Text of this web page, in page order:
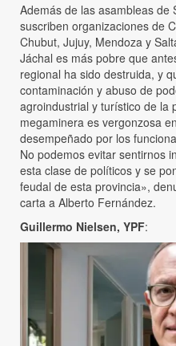
Además de las asambleas de
suscriben organizaciones de
Chubut, Jujuy, Mendoza y
Jáchal es más pobre que
regional ha sido destruida, y
contaminación y abuso de
agroindustrial y turístico de la
megaminera es vergonzosa
desempeñado por los
No podemos evitar sentirnos
esta clase de políticos y se
feudal de esta provincia»,
carta a Alberto Fernández.
Guillermo Nielsen, YPF: